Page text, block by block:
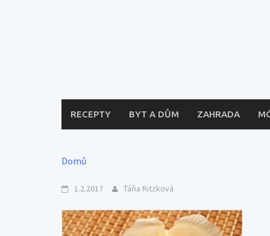
RECEPTY BYT A DŮM ZAHRADA
Domů
1.2.2017 Táňa Ritzková